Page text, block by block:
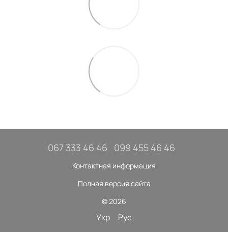
067 333 46 46 099 455 46 46
Контактная информация
Полная версия сайта
© 2026
Укр Рус